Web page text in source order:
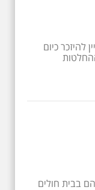
להיזכר כיום
בבית חולים